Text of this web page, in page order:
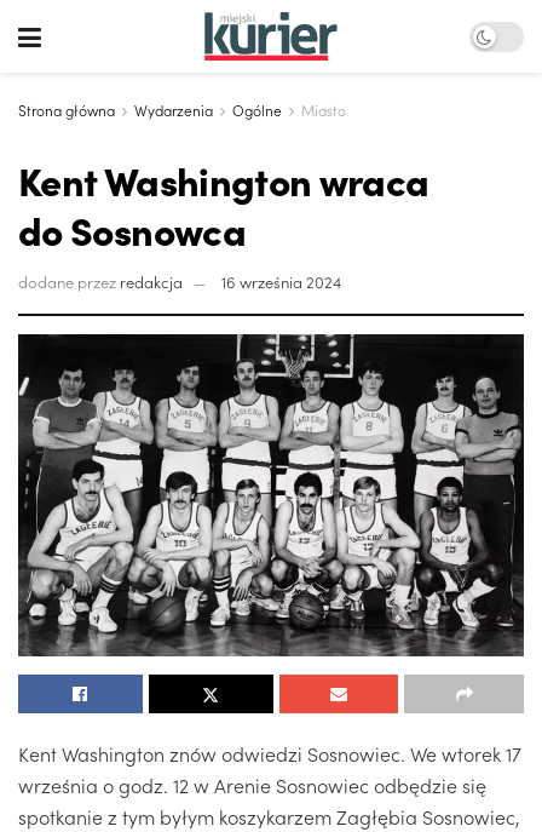
Strona główna Wydarzenia Ogólne Miasto
Kent Washington wraca
do Sosnowca
dodane przez redakcja 16 września 2024
Kent Washington znów odwiedzi Sosnowiec. We wtorek 17
września o godz. 12 w Arenie Sosnowiec odbędzie się
spotkanie z tym byłym koszykarzem Zagłębia Sosnowiec,